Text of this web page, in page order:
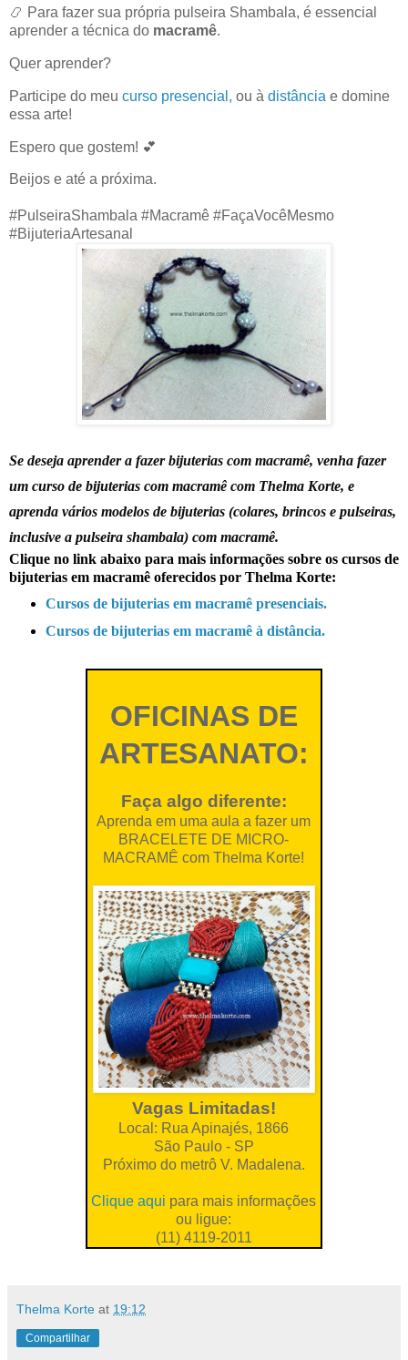
📿 Para fazer sua própria pulseira Shambala, é essencial
aprender a técnica do macramê.
Quer aprender?
Participe do meu curso presencial, ou à distância e domine
essa arte!
Espero que gostem! 💕
Beijos e até a próxima.
#PulseiraShambala #Macramê #FaçaVocêMesmo
#BijuteriaArtesanal
Se deseja aprender a fazer bijuterias com macramê, venha fazer
um curso de bijuterias com macramê com Thelma Korte, e
aprenda vários modelos de bijuterias (colares, brincos e pulseiras,
inclusive a pulseira shambala) com macramê.
Clique no link abaixo para mais informações sobre os cursos de
bijuterias em macramê oferecidos por Thelma Korte:
Cursos de bijuterias em macramê presenciais.
Cursos de bijuterias em macramê à distância.
OFICINAS DE
ARTESANATO:
Faça algo diferente:
Aprenda em uma aula a fazer um
BRACELETE DE MICRO-
MACRAMÊ comThelma Korte!
Vagas Limitadas!
Local: Rua Apinajés, 1866
São Paulo - SP
Próximo do metrô V. Madalena.
Clique aqui para mais informações
ou ligue:
(11) 4119-2011
Thelma Korte at 19:12
Compartilhar